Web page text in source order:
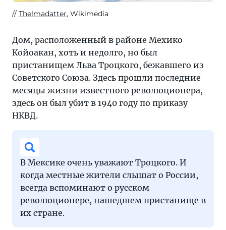
Thelmadatter, Wikimedia
Дом, расположенный в районе Мехико
Койоакан, хоть и недолго, но был
пристанищем Льва Троцкого, бежавшего из
Советского Союза. Здесь прошли последние
месяцы жизни известного революционера,
здесь он был убит в 1940 году по приказу
НКВД.
В Мексике очень уважают Троцкого. И
когда местные жители слышат о России,
всегда вспоминают о русском
революционере, нашедшем пристанище в
их стране.